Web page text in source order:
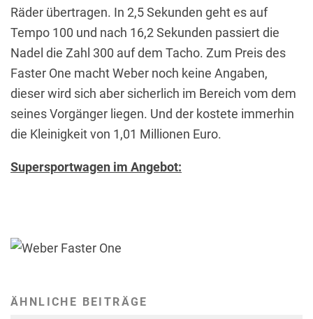
Räder übertragen. In 2,5 Sekunden geht es auf
Tempo 100 und nach 16,2 Sekunden passiert die
Nadel die Zahl 300 auf dem Tacho. Zum Preis des
Faster One macht Weber noch keine Angaben,
dieser wird sich aber sicherlich im Bereich vom dem
seines Vorgänger liegen. Und der kostete immerhin
die Kleinigkeit von 1,01 Millionen Euro.
Supersportwagen im Angebot:
ÄHNLICHE BEITRÄGE